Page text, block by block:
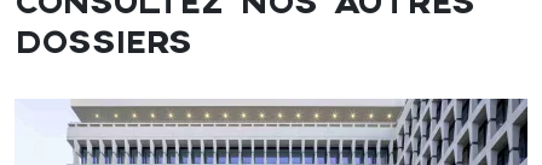
DOSSIERS